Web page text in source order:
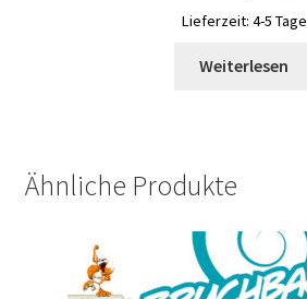
Lieferzeit: 4-5 Tage
Weiterlesen
Ähnliche Produkte